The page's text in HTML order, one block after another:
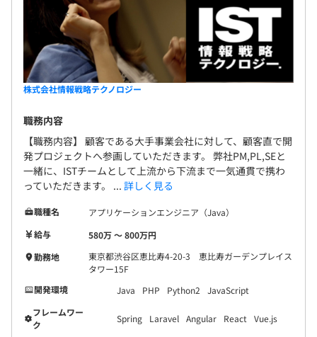
株式会社情報戦略テクノロジー
職務内容
【職務内容】 顧客である大手事業会社に対して、顧客直で開
発プロジェクトへ参画していただきます。 弊社PM,PL,SEと
一緒に、ISTチームとして上流から下流まで一気通貫で携わ
っていただきます。 ... 詳しく見る
職種名
アプリケーションエンジニア（Java）
給与
580万 〜 800万円
勤務地
東京都渋谷区恵比寿4-20-3 恵比寿ガーデンプレイス
タワー15F
開発環境
Java PHP Python2
JavaScript
フレームワー
ク
Spring Laravel Angular React Vue.js